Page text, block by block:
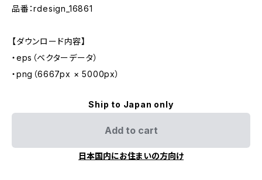
品番：rdesign_16861
【ダウンロード内容】
・eps（ベクターデータ）
・png（6667px × 5000px）
Ship to Japan only
Add to cart
日本国内にお住まいの方向け